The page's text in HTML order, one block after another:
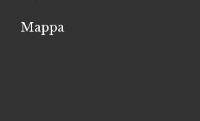
Mappa